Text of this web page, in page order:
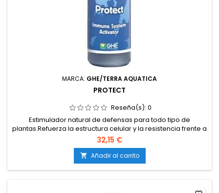
MARCA: GHE/TERRA AQUATICA
PROTECT
Reseña(s): 0
Estimulador natural de defensas para todo tipo de
plantas.Refuerza la estructura celular y la resistencia frente a
plagas y enfermedades.Ayuda a la recuperación tras daños
o estrés ambiental.Compatible con cultivos en tierra, coco e
hidroponía.Puede aplicarse en riego o foliar (no sobre flores
abiertas).
32,15 €
 Añadir al carrito